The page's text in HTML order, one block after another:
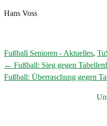
Hans Voss
Fußball Senioren - Aktuelles,
Post
← Fußball: Sieg gegen
Fußball: Überraschung gegen